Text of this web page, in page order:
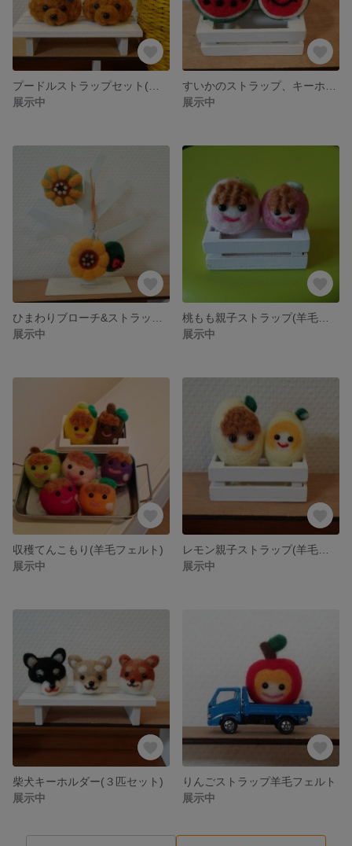
展示中
展示中
展示中
展示中
収穫てんこもり(羊毛フェルト)
展示中
展示中
柴犬キーホルダー(３匹セット)
展示中
りんごストラップ羊毛フェルト
展示中